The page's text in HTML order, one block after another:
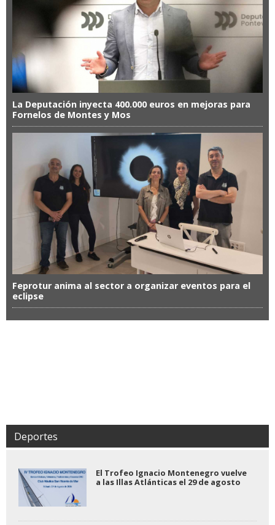
La Deputación inyecta 400.000 euros en mejoras para
Fornelos de Montes y Mos
Feprotur anima al sector a organizar eventos para el
eclipse
Deportes
El Trofeo Ignacio Montenegro vuelve
a las Illas Atlánticas el 29 de agosto